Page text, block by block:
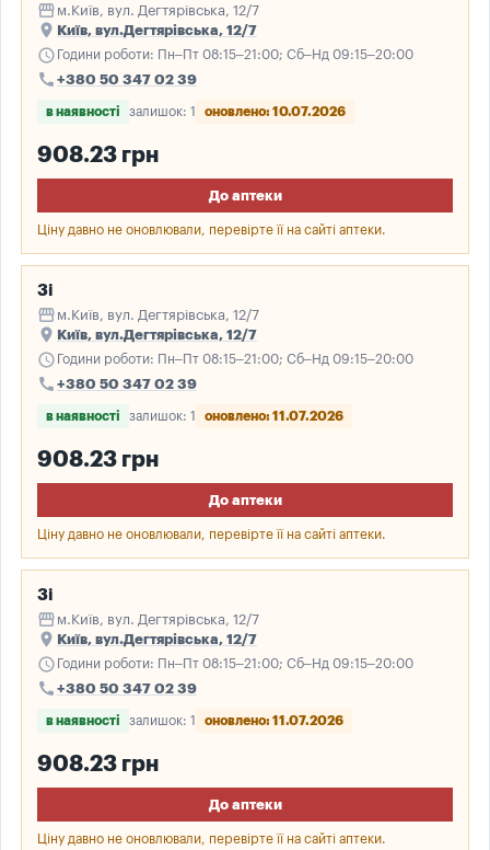
storefront м.Київ, вул. Дегтярівська, 12/7
place Київ, вул.Дегтярівська, 12/7
schedule Години роботи: Пн–Пт 08:15–21:00; Сб–Нд 09:15–20:00
call +380 50 347 02 39
в наявності залишок: 1 оновлено: 10.07.2026
908.23 грн
До аптеки
Ціну давно не оновлювали, перевірте її на сайті аптеки.
3і
storefront м.Київ, вул. Дегтярівська, 12/7
place Київ, вул.Дегтярівська, 12/7
schedule Години роботи: Пн–Пт 08:15–21:00; Сб–Нд 09:15–20:00
call +380 50 347 02 39
в наявності залишок: 1 оновлено: 11.07.2026
908.23 грн
До аптеки
Ціну давно не оновлювали, перевірте її на сайті аптеки.
3і
storefront м.Київ, вул. Дегтярівська, 12/7
place Київ, вул.Дегтярівська, 12/7
schedule Години роботи: Пн–Пт 08:15–21:00; Сб–Нд 09:15–20:00
call +380 50 347 02 39
в наявності залишок: 1 оновлено: 11.07.2026
908.23 грн
До аптеки
Ціну давно не оновлювали, перевірте її на сайті аптеки.